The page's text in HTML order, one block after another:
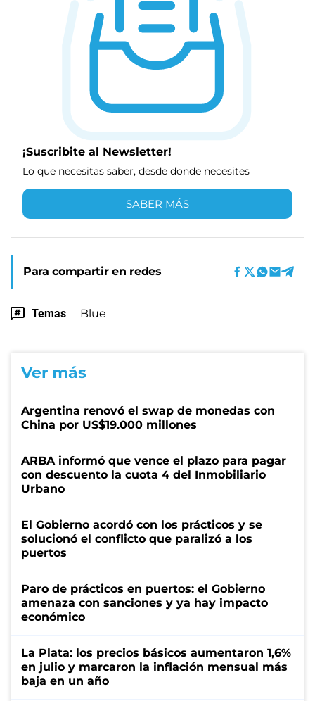
¡Suscribite al Newsletter!
Lo que necesitas saber, desde donde necesites
SABER MÁS
Para compartir en redes
Temas Blue
Ver más
Argentina renovó el swap de monedas con
China por US$19.000 millones
ARBA informó que vence el plazo para pagar
con descuento la cuota 4 del Inmobiliario
Urbano
El Gobierno acordó con los prácticos y se
solucionó el conflicto que paralizó a los
puertos
Paro de prácticos en puertos: el Gobierno
amenaza con sanciones y ya hay impacto
económico
La Plata: los precios básicos aumentaron 1,6%
en julio y marcaron la inflación mensual más
baja en un año